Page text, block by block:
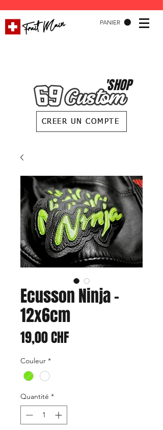
PANIER
CREER UN COMPTE
'SHOP
CREER UN COMPTE
Ecusson Ninja -
12x6cm
19,00 CHFPrix
Couleur *
Quantité *